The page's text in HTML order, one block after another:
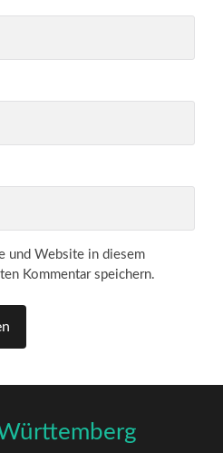
und Website in diesem
Kommentar speichern.